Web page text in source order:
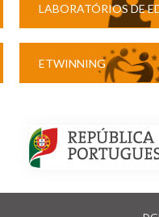
LABORATÓRIOS DE
ETWINNING